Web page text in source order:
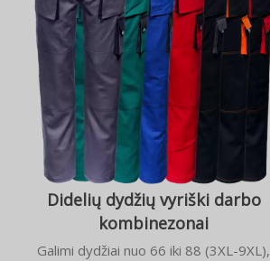
Didelių dydžių vyriški darbo
kombinezonai
Galimi dydžiai nuo 66 iki 88 (3XL-9XL),